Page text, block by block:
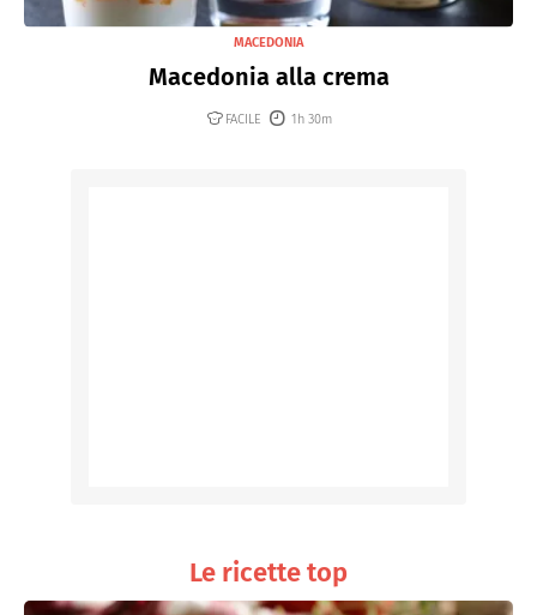
MACEDONIA
Macedonia alla crema
FACILE 1h 30m
Le ricette top